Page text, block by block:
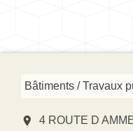
Bâtiments / Travaux
location_on
4 ROUTE D